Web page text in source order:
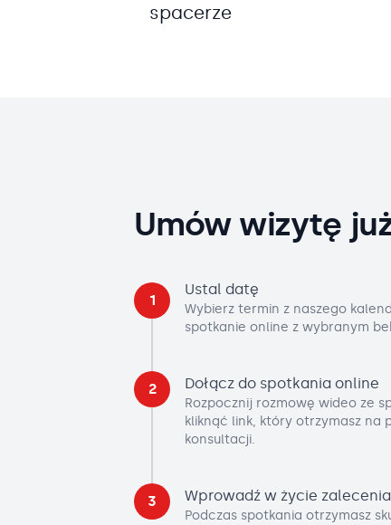
spacerze
Umów wizytę
1
Ustal datę
Wybierz termin z naszego
spotkanie online z wybranym
2 Dołącz do spotkania online
Rozpocznij rozmowę wideo ze
kliknąć link, który otrzymasz na
konsultacji.
3 Wprowadź w życie zalecenia
Podczas spotkania otrzymasz